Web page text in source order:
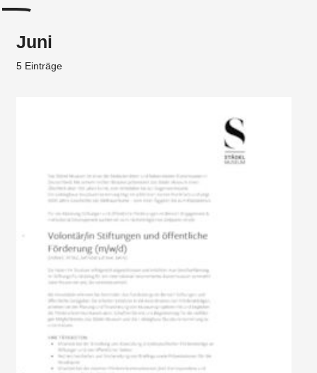
Juni
5 Einträge